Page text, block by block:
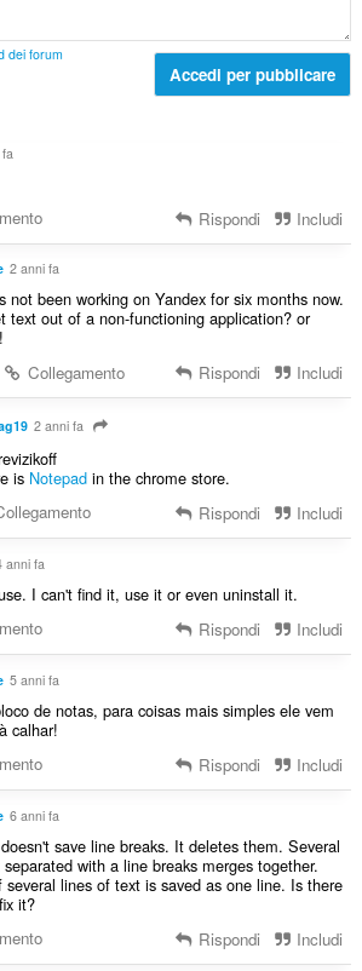
z
ii
z
l
g
d
i
z
i
:
dei forum
Accedi per pubblicare
Rispondi Includi
2 anni fa
not been working on Yandex for six months now.
text out of a non-functioning application? or
Collegamento Rispondi Includi
2 anni fa
is Notepadin the chrome store.
Rispondi Includi
anni fa
I can't find it, use it or even uninstall it.
Rispondi Includi
5 anni fa
de notas, para coisas mais simples ele vem
calhar!
Rispondi Includi
6 anni fa
save line breaks. It deletes them. Several
with a line breaks merges together.
several lines of text is saved as one line. Is there
it?
Rispondi Includi